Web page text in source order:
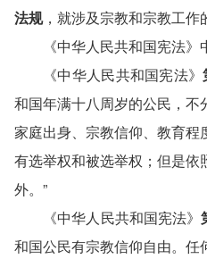
法规，就涉及宗教和宗教工作
《中华人民共和国宪法
《中华人民共和国宪法》
和国年满十八周岁的公民，不
家庭出身、宗教信仰、教育
有选举权和被选举权；但是
外。”
《中华人民共和国宪法》
和国公民有宗教信仰自由。任